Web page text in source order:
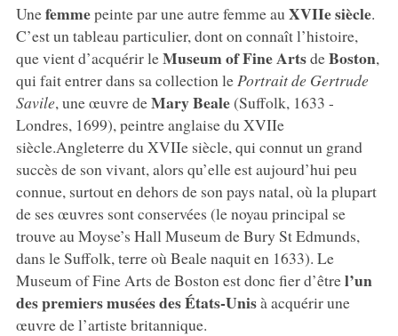
Unefemmepeinte par une autre femme au XVIIe siècle.
C’est un tableau particulier, dont on connaît l’histoire,
que vient d’acquérir leMuseum of Fine ArtsdeBoston,
qui fait entrer dans sa collection le Portrait de Gertrude
Savile, une œuvre deMary Beale(Suffolk, 1633 -
Londres, 1699), peintre anglaise du XVIIe
siècle.Angleterre du XVIIe siècle, qui connut un grand
succès de son vivant, alors qu’elle est aujourd’hui peu
connue, surtout en dehors de son pays natal, où la plupart
de ses œuvres sont conservées (le noyau principal se
trouve au Moyse’s Hall Museum de Bury St Edmunds,
dans le Suffolk, terre où Beale naquit en 1633). Le
Museum of Fine Arts de Boston est donc fier d’êtrel’un
des premiers musées des États-Unisà acquérir une
œuvre de l’artiste britannique.